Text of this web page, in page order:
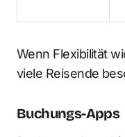
Wenn Flexibilität
viele Reisende
Buchungs-Apps